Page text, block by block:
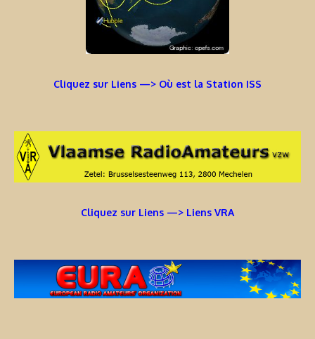
Cliquez sur Liens —> Où est la Station ISS
Cliquez sur Liens —> Liens VRA